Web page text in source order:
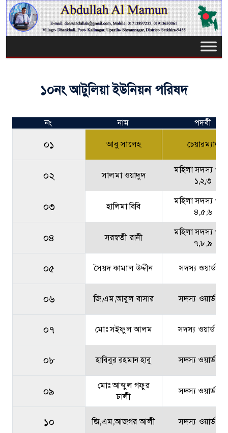
১০নং আটুলিয়া ইউনিয়ন পরিষদ
নং নাম পদবী
০১ আবু সালেহ চেয়ারম্যান
০২ সালমা ওয়াদুদ
মহিলা সদস্য
১,২,৩
০৩ হালিমা বিবি
মহিলা সদস্য
৪,৫,৬
০৪ সরস্বতী রানী
মহিলা সদস্য
৭,৮,৯
০৫ সৈয়দ কামাল উদ্দীন সদস্য ওয়ার্ড ০১
০৬ জি,এম,আবুল বাসার সদস্য ওয়ার্ড ০২
০৭ মোঃ সইফুল আলম সদস্য ওয়ার্ড ০৩
০৮ হাবিবুর রহমান হাবু সদস্য ওয়ার্ড ০৪
০৯
মোঃ আব্দুল গফুর
ঢালী
সদস্য ওয়ার্ড ০৫
১০ জি,এম,আজগর আলী সদস্য ওয়ার্ড ০৬